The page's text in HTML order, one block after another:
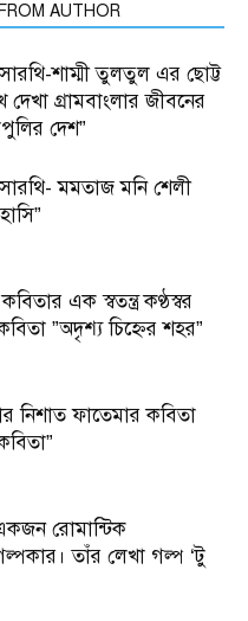
AUTHOR
সারথি-শাম্মী তুলতুল এর ছোট্ট
দেখা গ্রামবাংলার জীবনের
দেশ”
সারথি- মমতাজ মনি শেলী
এক স্বতন্ত্র কণ্ঠস্বর
”অদৃশ্য চিহ্নের শহর”
নিশাত ফাতেমার কবিতা
রোমান্টিক
তাঁর লেখা গল্প ‘টু